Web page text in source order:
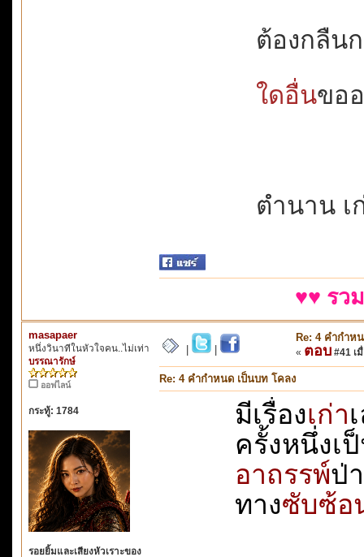
ต้องกลืน
ใดอื่นขอ
ตำนาน เ
♥♥ รว
masapaer
หนึ่งวินาทีในหัวใจคน..ไม่เท่า
บรรณารักษ์
ออฟไลน์
กระทู้: 1784
รอยยิ้มและเสียงหัวเราะของ
Re: 4 คำกำห
« ตอบ #41 เ
Re: 4 คำกำหนด เป็นบท โคลง
มีเรื่องเก่า
ครั้งหนึ่งเ
อาถรรพ์ป่
ทางซับซ้อ